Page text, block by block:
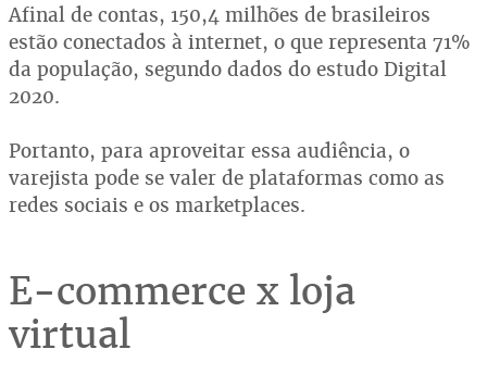
Afinal de contas, 150,4 milhões de brasileiros
estão conectados à internet, o que representa 71%
da população, segundo dados do estudo Digital
2020.
Portanto, para aproveitar essa audiência, o
varejista pode se valer de plataformas como as
redes sociais e os marketplaces.
E-commerce x loja
virtual